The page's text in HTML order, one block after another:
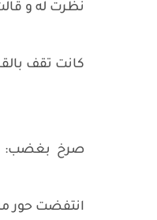
نظرت له و
كانت تقف
صرخ بغضب:
انتفضت حور